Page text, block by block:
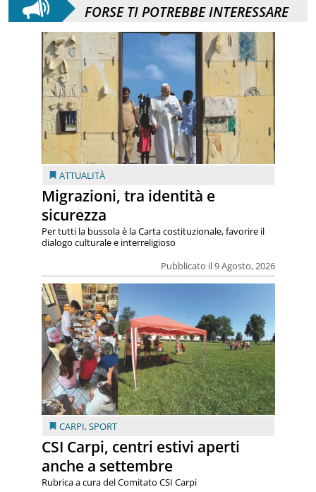
FORSE TI POTREBBE INTERESSARE
ATTUALITÀ
Migrazioni, tra identità e
sicurezza
Pubblicato il 9 Agosto, 2026
Per tutti la bussola è la Carta costituzionale, favorire il
dialogo culturale e interreligioso
CARPI,SPORT
CSI Carpi, centri estivi aperti
anche a settembre
Rubrica a cura del Comitato CSI Carpi